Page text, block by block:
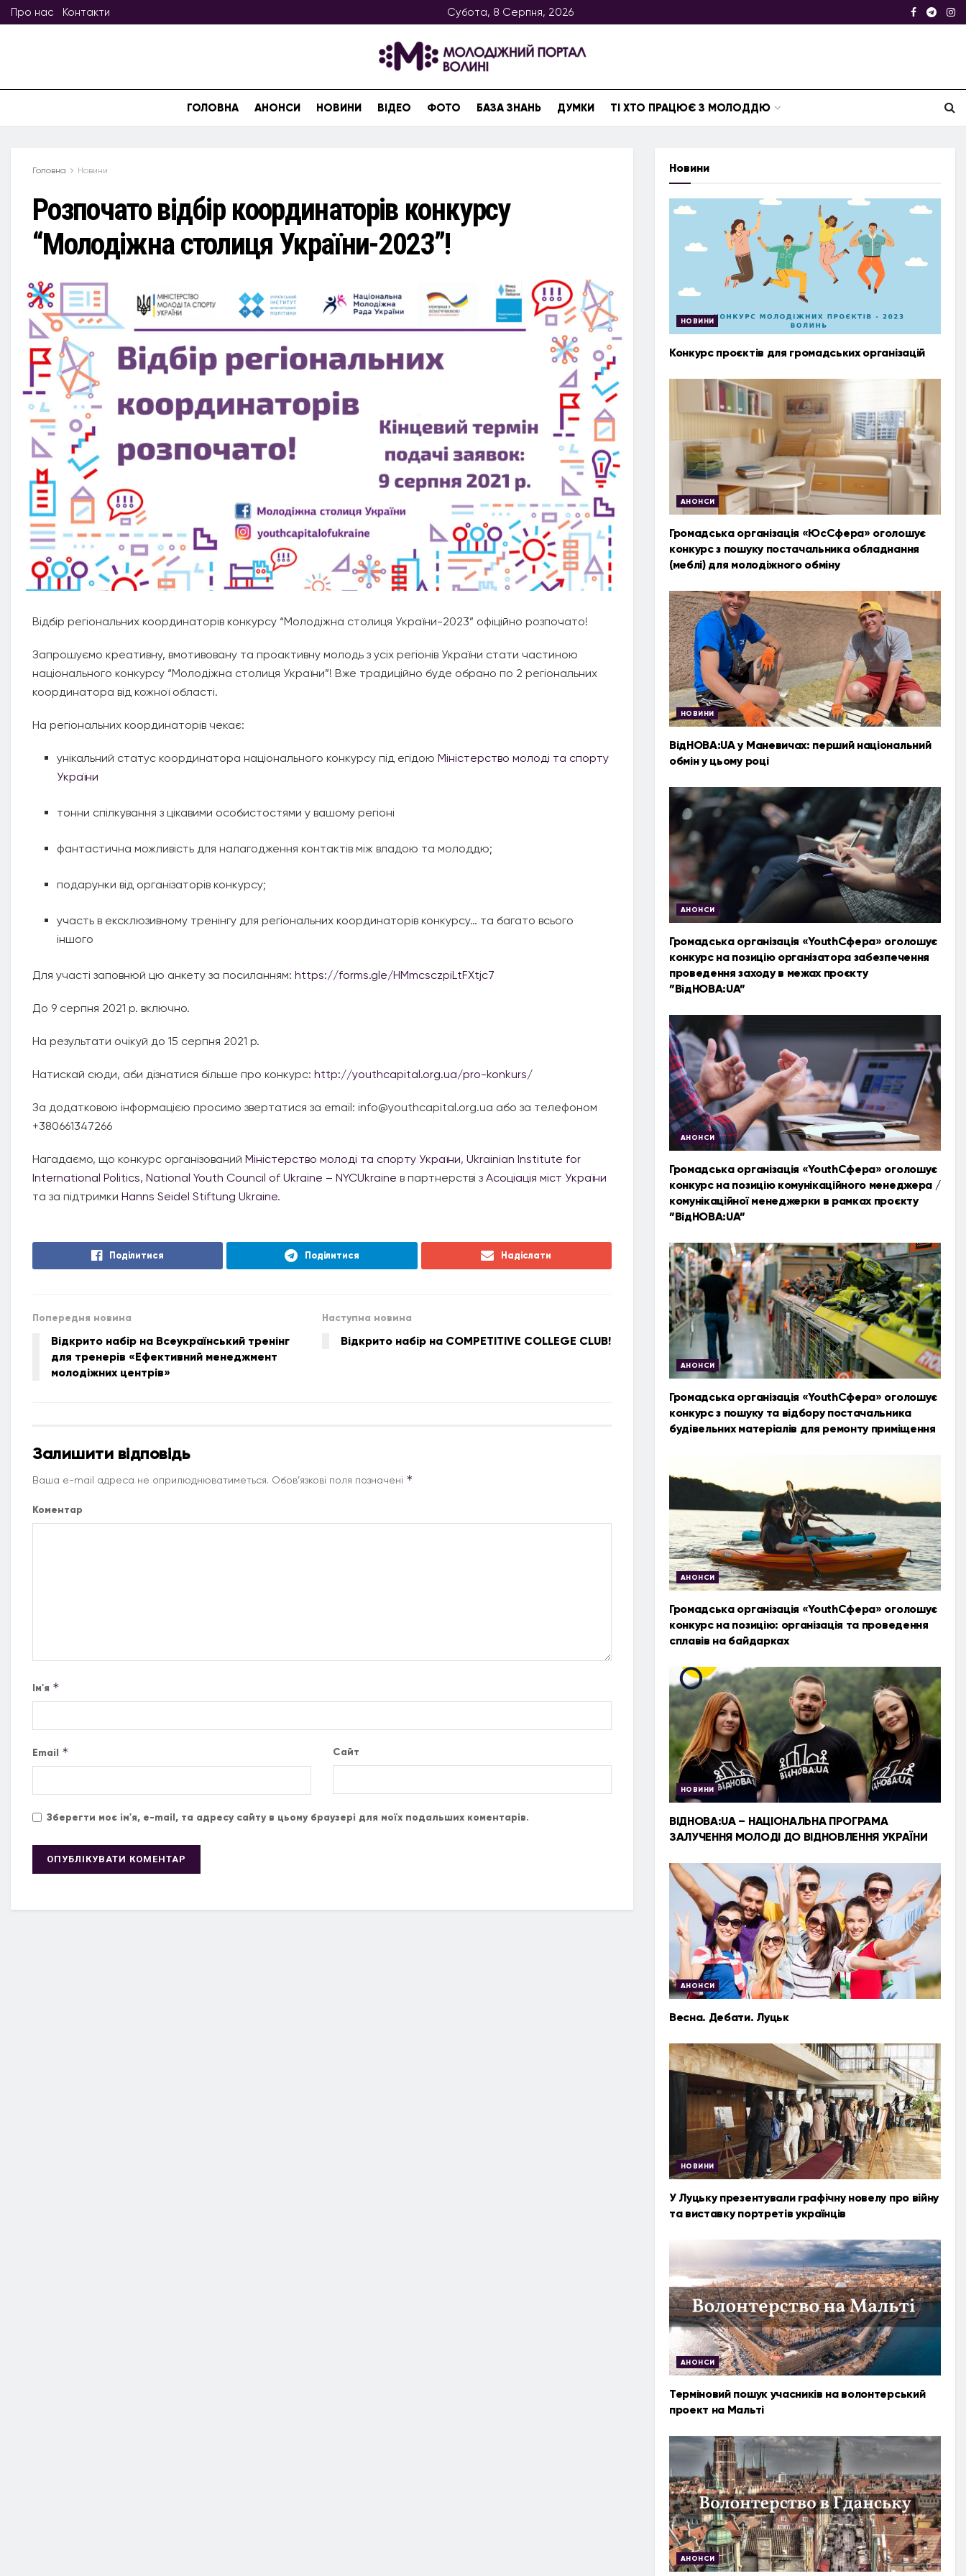
Про нас Контакти Субота, 8 Серпня, 2026
ГОЛОВНА АНОНСИ НОВИНИ ВІДЕО ФОТО БАЗА ЗНАНЬ ДУМКИ ТІ ХТО ПРАЦЮЄ З МОЛОДДЮ
Головна Новини
Розпочато відбір координаторів конкурсу
“Молодіжна столиця України-2023”!
Відбір регіональних координаторів конкурсу “Молодіжна столиця України-2023” офіційно розпочато!
Запрошуємо креативну, вмотивовану та проактивну молодь з усіх регіонів України стати частиною
національного конкурсу “Молодіжна столиця України”! Вже традиційно буде обрано по 2 регіональних
координатора від кожної області.
На регіональних координаторів чекає:
унікальний статус координатора національного конкурсу під егідоюМіністерство молоді та спорту
України
тонни спілкування з цікавими особистостями у вашому регіоні
фантастична можливість для налагодження контактів між владою та молоддю;
подарунки від організаторів конкурсу;
участь в ексклюзивному тренінгу для регіональних координаторів конкурсу… та багато всього
іншого
Для участі заповнюй цю анкету за посиланням: https://forms.gle/HMmcsczpiLtFXtjc7
До 9 серпня 2021 р. включно.
На результати очікуй до 15 серпня 2021 р.
Натискай сюди, аби дізнатися більше про конкурс: http://youthcapital.org.ua/pro-konkurs/
За додатковою інформацією просимо звертатися за email: info@youthcapital.org.ua або за телефоном
+380661347266
Нагадаємо, що конкурс організований Міністерство молоді та спорту України, Ukrainian Institute for
International Politics, National Youth Council of Ukraine – NYCUkraine в партнерстві з Асоціація міст України
та за підтримки Hanns Seidel Stiftung Ukraine.
Поділитися Поділитися Надіслати
Попередня новина
Відкрито набір на Всеукраїнський тренінг
для тренерів «Ефективний менеджмент
молодіжних центрів»
Наступна новина
Відкрито набір на COMPETITIVE COLLEGE CLUB!
Залишити відповідь
Ваша e-mail адреса не оприлюднюватиметься. Обов’язкові поля позначені *
Коментар
Ім'я *
Email * Сайт
Зберегти моє ім'я, e-mail, та адресу сайту в цьому браузері для моїх подальших коментарів.
Новини
НОВИНИ
Конкурс проєктів для громадських організацій
АНОНСИ
Громадська організація «ЮсСфера» оголошує
конкурс з пошуку постачальника обладнання
(меблі) для молодіжного обміну
НОВИНИ
ВідНОВА:UA у Маневичах: перший національний
обмін у цьому році
АНОНСИ
Громадська організація «YouthСфера» оголошує
конкурс на позицію організатора забезпечення
проведення заходу в межах проєкту
”ВідНОВА:UA”
АНОНСИ
Громадська організація «YouthСфера» оголошує
конкурс на позицію комунікаційного менеджера /
комунікаційної менеджерки в рамках проєкту
”ВідНОВА:UA”
АНОНСИ
Громадська організація «YouthСфера» оголошує
конкурс з пошуку та відбору постачальника
будівельних матеріалів для ремонту приміщення
АНОНСИ
Громадська організація «YouthСфера» оголошує
конкурс на позицію: організація та проведення
сплавів на байдарках
НОВИНИ
ВІДНОВА:UA – НАЦІОНАЛЬНА ПРОГРАМА
ЗАЛУЧЕННЯ МОЛОДІ ДО ВІДНОВЛЕННЯ УКРАЇНИ
АНОНСИ
Весна. Дебати. Луцьк
НОВИНИ
У Луцьку презентували графічну новелу про війну
та виставку портретів українців
АНОНСИ
Терміновий пошук учасників на волонтерський
проект на Мальті
АНОНСИ